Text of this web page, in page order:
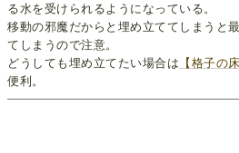
る水を受けられるようになっている。
移動の邪魔だからと埋め立ててしまうと
てしまうので注意。
どうしても埋め立てたい場合は 【格子の
便利。